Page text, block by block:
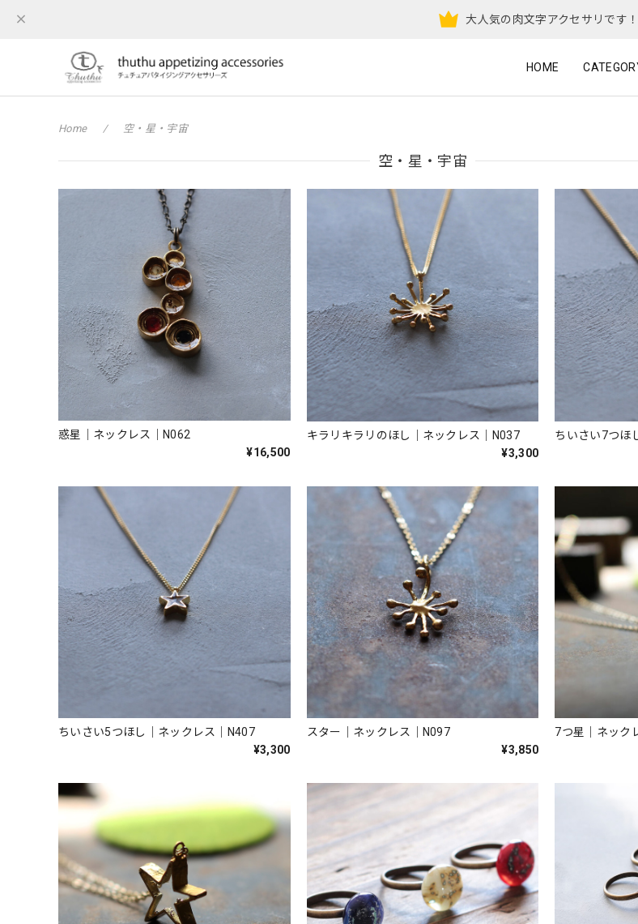
大人気の肉文字アクセサリです！
HOME
Home 空・星・宇宙
空・星・宇宙
惑星｜ネックレス｜N062
¥16,500
キラリキラリのほし｜ネックレス｜N037
¥3,300
ちいさい7つほ
ちいさい5つほし｜ネックレス｜N407
¥3,300
スター｜ネックレス｜N097
¥3,850
7つ星｜ネック